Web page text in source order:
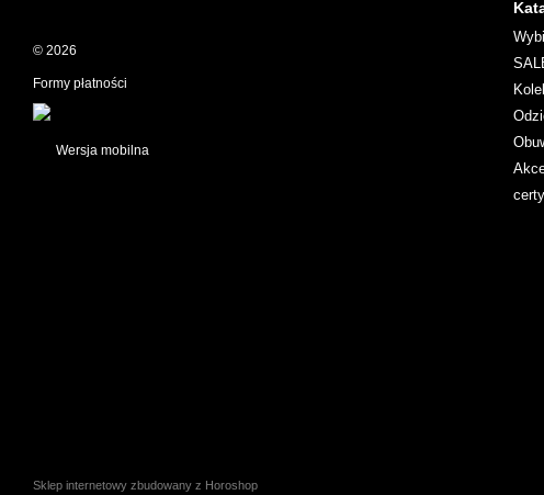
© 2026
Formy płatności
Wersja mobilna
Sklep internetowy zbudowany z Horoshop